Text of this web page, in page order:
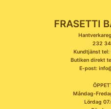
FRASETTI
232
Kundtjänst
Butiken direkt
E-post:
Måndag-
Lördag